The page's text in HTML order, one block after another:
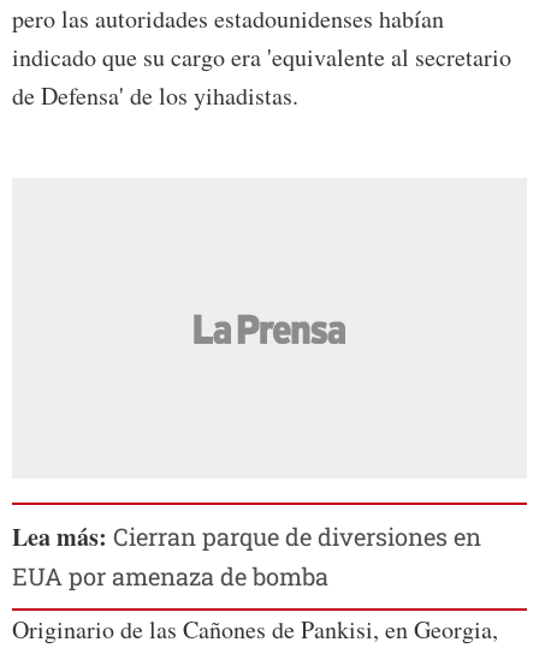
pero las autoridades estadounidenses habían
indicado que su cargo era 'equivalente al secretario
de Defensa' de los yihadistas.
Lea más: Cierran parque de diversiones en
EUA por amenaza de bomba
Originario de las Cañones de Pankisi, en Georgia,